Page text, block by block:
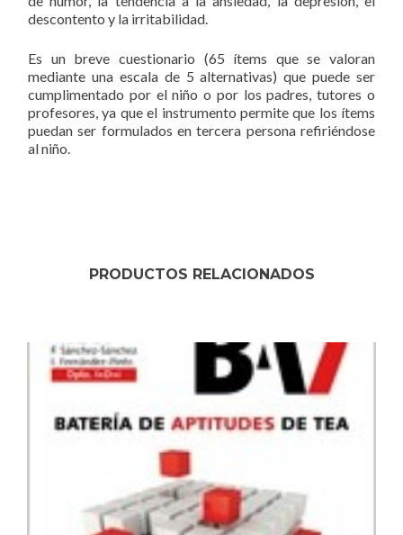
descontento y la irritabilidad.
Es un breve cuestionario (65 ítems que se valoran
mediante una escala de 5 alternativas) que puede ser
cumplimentado por el niño o por los padres, tutores o
profesores, ya que el instrumento permite que los ítems
puedan ser formulados en tercera persona refiriéndose
al niño.
PRODUCTOS RELACIONADOS